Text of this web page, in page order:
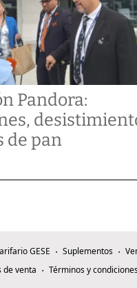
Pandora:
de pan
GESE Suplementos
de venta
Términos y